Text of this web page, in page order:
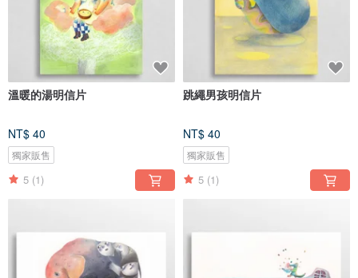
溫暖的湯明信片
NT$ 40
獨家販售
5 (1)
跳繩男孩明信片
NT$ 40
獨家販售
5 (1)